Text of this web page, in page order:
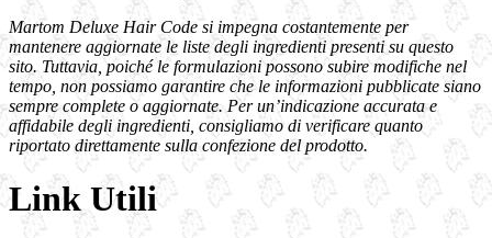
Martom Deluxe Hair Code si impegna costantemente per
mantenere aggiornate le liste degli ingredienti presenti su questo
sito. Tuttavia, poiché le formulazioni possono subire modifiche nel
tempo, non possiamo garantire che le informazioni pubblicate siano
sempre complete o aggiornate. Per un’indicazione accurata e
affidabile degli ingredienti, consigliamo di verificare quanto
riportato direttamente sulla confezione del prodotto.
Link Utili